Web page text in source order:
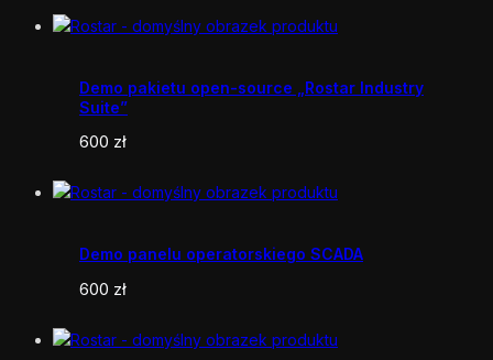
Demo pakietu open-source „Rostar Industry
Suite”
600 zł
Demo panelu operatorskiego SCADA
600 zł